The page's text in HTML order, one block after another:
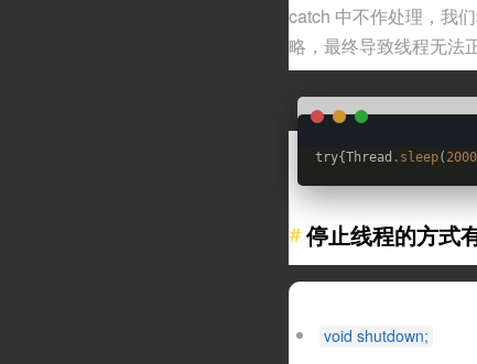
catch 中不作处理，我
略，最终导致线程无法
try{Thread .sleep( 2000
停止线程的方式
void shutdown;